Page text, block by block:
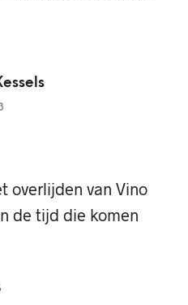
overlijden van Vino
de tijd die komen